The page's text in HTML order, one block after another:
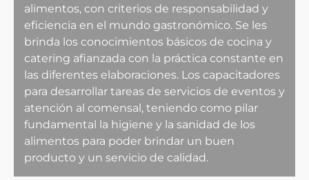
alimentos, con criterios de responsabilidad y
eficiencia en el mundo gastronómico. Se les
brinda los conocimientos básicos de cocina y
catering afianzada con la práctica constante en
las diferentes elaboraciones. Los capacitadores
para desarrollar tareas de servicios de eventos y
atención al comensal, teniendo como pilar
fundamental la higiene y la sanidad de los
alimentos para poder brindar un buen
producto y un servicio de calidad.